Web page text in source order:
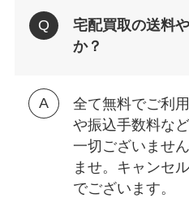
宅配買取の送料
か？
全て無料でご利
や振込手数料な
一切ございませ
ませ。キャンセ
でございます。